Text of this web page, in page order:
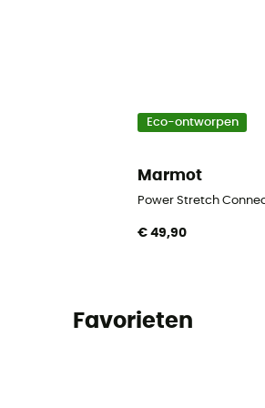
Eco-ontworpen
Marmot
Power Stretch
€ 49,90
Favorieten